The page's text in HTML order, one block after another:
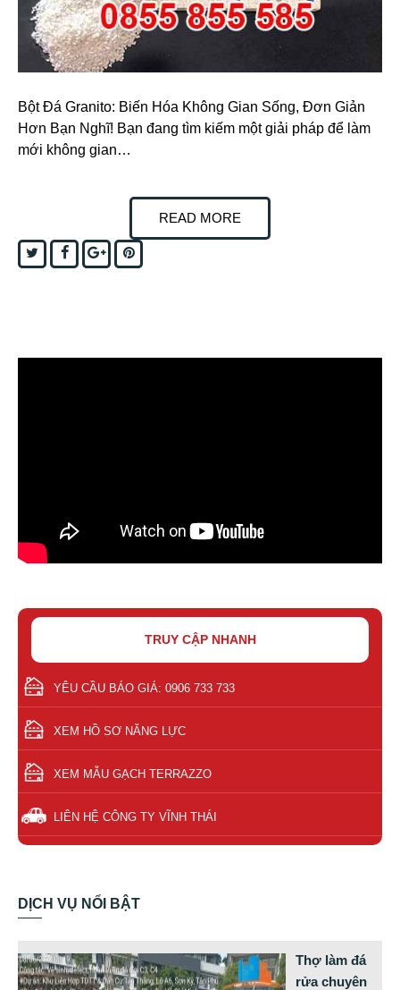
Bột Đá Granito: Biến Hóa Không Gian Sống, Đơn Giản
Hơn Bạn Nghĩ! Bạn đang tìm kiếm một giải pháp để làm
mới không gian…
READ MORE
TwitterFacebookGoogle+Pinterest
TRUY CẬP NHANH
YÊU CẦU BÁO GIÁ: 0906 733 733
XEM HỒ SƠ NĂNG LỰC
XEM MẪU GẠCH TERRAZZO
LIÊN HỆ CÔNG TY VĨNH THÁI
DỊCH VỤ NỔI BẬT
Thợ làm đá
rửa chuyên